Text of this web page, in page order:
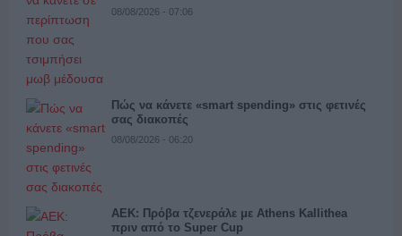
08/08/2026 - 07:06
Πώς να κάνετε «smart spending» στις φετινές
σας διακοπές
08/08/2026 - 06:20
ΑΕΚ: Πρόβα τζενεράλε με Athens Kallithea
πριν από το Super Cup